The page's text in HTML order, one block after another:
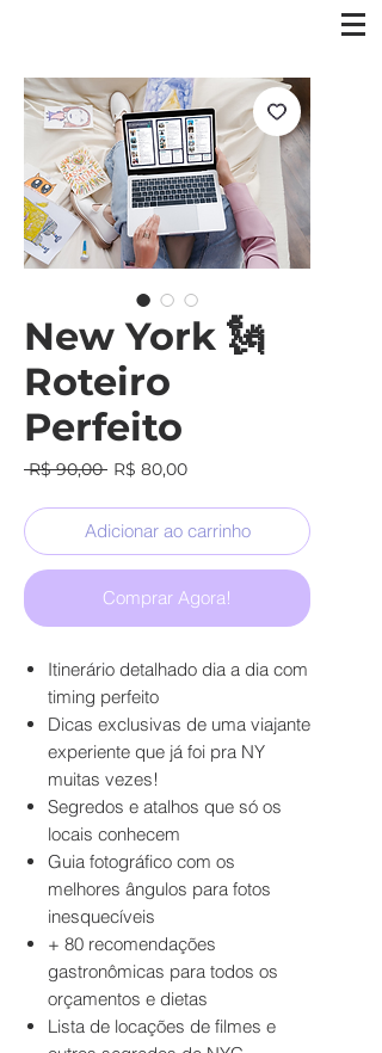
New York 🗽
Roteiro
Perfeito
R$ 90,00 Preço
R$ 80,00Preço
Adicionar ao carrinho
Comprar Agora!
Itinerário detalhado dia a dia com
timing perfeito
Dicas exclusivas de uma viajante
experiente que já foi pra NY
muitas vezes!
Segredos e atalhos que só os
locais conhecem
Guia fotográfico com os
melhores ângulos para fotos
inesquecíveis
+ 80 recomendações
gastronômicas para todos os
orçamentos e dietas
Lista de locações de filmes e